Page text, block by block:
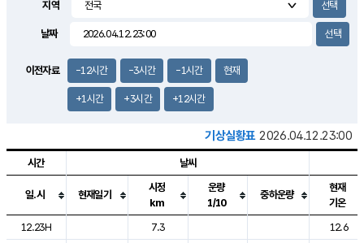
2.1m/s
지역
날짜
이전자료 -12시간 -3시간 -1시간 현재
+1시간 +3시간 +12시간
기상실황표 2026.04.12.23:00
도시별 기상실황표로 지점, 날씨, 기온, 강수, 바람, 기압등을 안내한 표입
시간 날씨
일.시 현재일기
시정
km
운량
1/10
중하운량
현재
기온
12.23H
7.3
12.6